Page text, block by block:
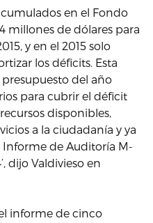
en el Fondo
millones de dólares para
y en el 2015 solo
los déficits. Esta
del año
para cubrir el déficit
disponibles,
a la ciudadanía y ya
Informe de Auditoría M-
dijo Valdivieso en
informe de cinco